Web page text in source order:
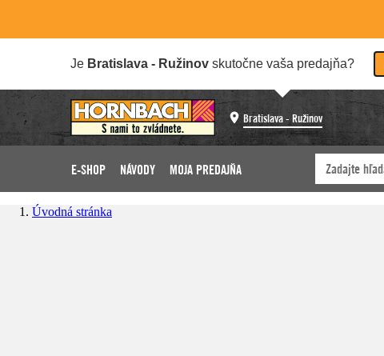
Je Bratislava - Ružinov skutočne vaša predajňa?
Bratislava - Ružinov
E-SHOP NÁVODY MOJA PREDAJŇA
Úvodná stránka